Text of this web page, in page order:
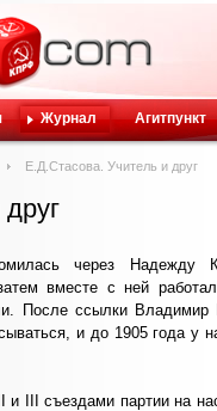
Журнал Агитпункт
Е.Д.Стасова. Учитель и друг
через Надежду
вместе с ней
После ссылки
и до 1905 года у
III съездами партии на